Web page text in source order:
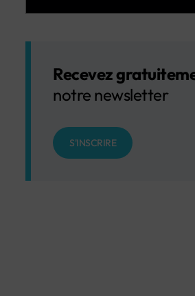
Recevez
notre newsletter
S'INSCRIRE